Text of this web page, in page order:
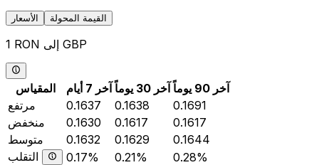
الأسعار القيمة المحولة
1 RON إلى GBP
المقياس آخر 7 أيام آخر 30 يوماً
آخر 90 يوماً
مرتفع
0.1637 0.1638
0.1691
منخفض
0.1630 0.1617
0.1617
متوسط
0.1632 0.1629
0.1644
التقلب
0.17% 0.21% 0.28%